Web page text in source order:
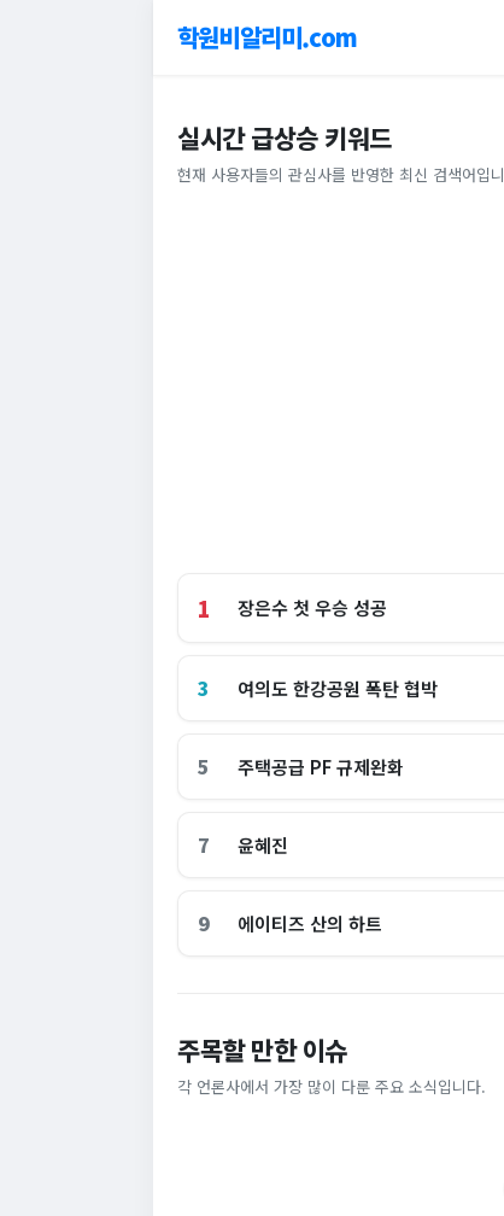
학원비알리미.com
실시간 급상승 키워드
현재 사용자들의 관심사를 반영한 최신 검색어입
1 장은수 첫 우승 성공
3 여의도 한강공원 폭탄 협박
5 주택공급 PF 규제완화
7 윤혜진
9 에이티즈 산의 하트
주목할 만한 이슈
각 언론사에서 가장 많이 다룬 주요 소식입니다.
"손주 돌보려고 집 비운건데" "비거주면 다
정부 세제개편안 민원 폭주…'국민 의견' 2천
졌다 [자막뉴스]
SBS
[속보] 주진우 "4시 투표율을 2시에 입력…선
타임 …